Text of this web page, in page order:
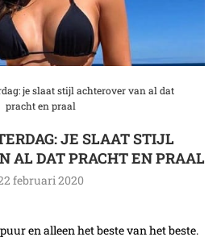
je slaat stijl achterover van al dat
pracht en praal
JE SLAAT STIJL
AL DAT PRACHT EN PRAAL
februari 2020
en alleen het beste van het beste.